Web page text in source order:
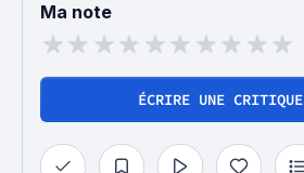
Ma note
ÉCRIRE UNE CRITIQUE